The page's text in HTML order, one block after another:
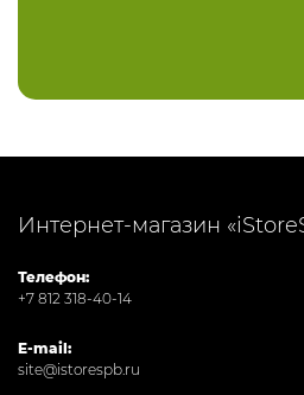
Интернет-магазин
Телефон:
+7 812 318-40-14
E-mail:
site@istorespb.ru